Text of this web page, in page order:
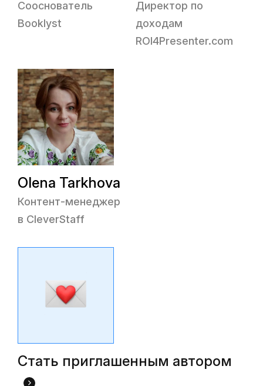
Сооснователь
Booklyst
Директор по
доходам
ROI4Presenter.com
Olena Tarkhova
Контент-менеджер
в CleverStaff
Стать приглашенным автором